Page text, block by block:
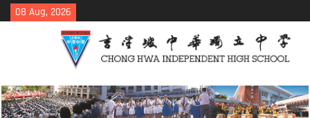
Skip
to
08 Aug, 2026